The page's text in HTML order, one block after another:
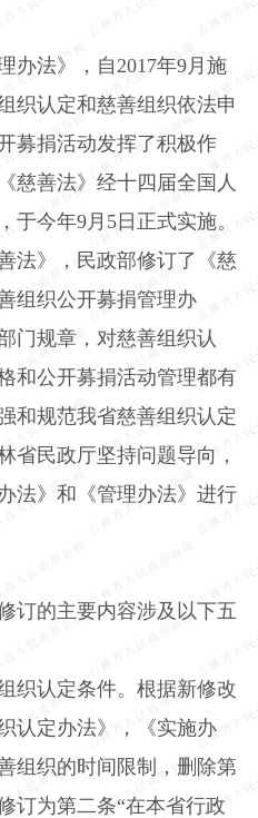
办法》，自 2017年9 月施
织认定和慈善组织依法申
募捐活动发挥了积极作
慈善法》经十四届全国人
于今年9 月 5日正式实施。
法》，民政部修订了《慈
组织公开募捐管理办
门规章，对慈善组织认
和公开募捐活动管理都有
和规范我省慈善组织认定
省民政厅坚持问题导向，
法》和《管理办法》进行
订的主要内容涉及以下五
织认定条件。根据新修改
认定办法》，《实施办
组织的时间限制，删除第
订为第二条“在本省行政